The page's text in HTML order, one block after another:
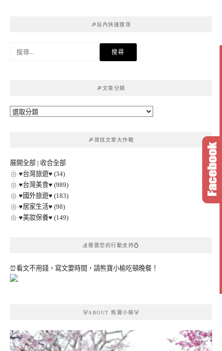
🔎站內快速搜尋
🔎文章分類
🔎
🔎尋找文章大作戰
展開全部 | 收合全部
♥台灣旅遊♥ (34)
♥台灣美食♥ (989)
♥國外旅遊♥ (183)
♥居家生活♥ (98)
♥美妝保養♥ (149)
💰需要您的行動支持💍
⏰看文不用錢，寫文要時間，請熊寶小榆吃頓晚餐！
🐻ABOUT 熊寶小榆🐻